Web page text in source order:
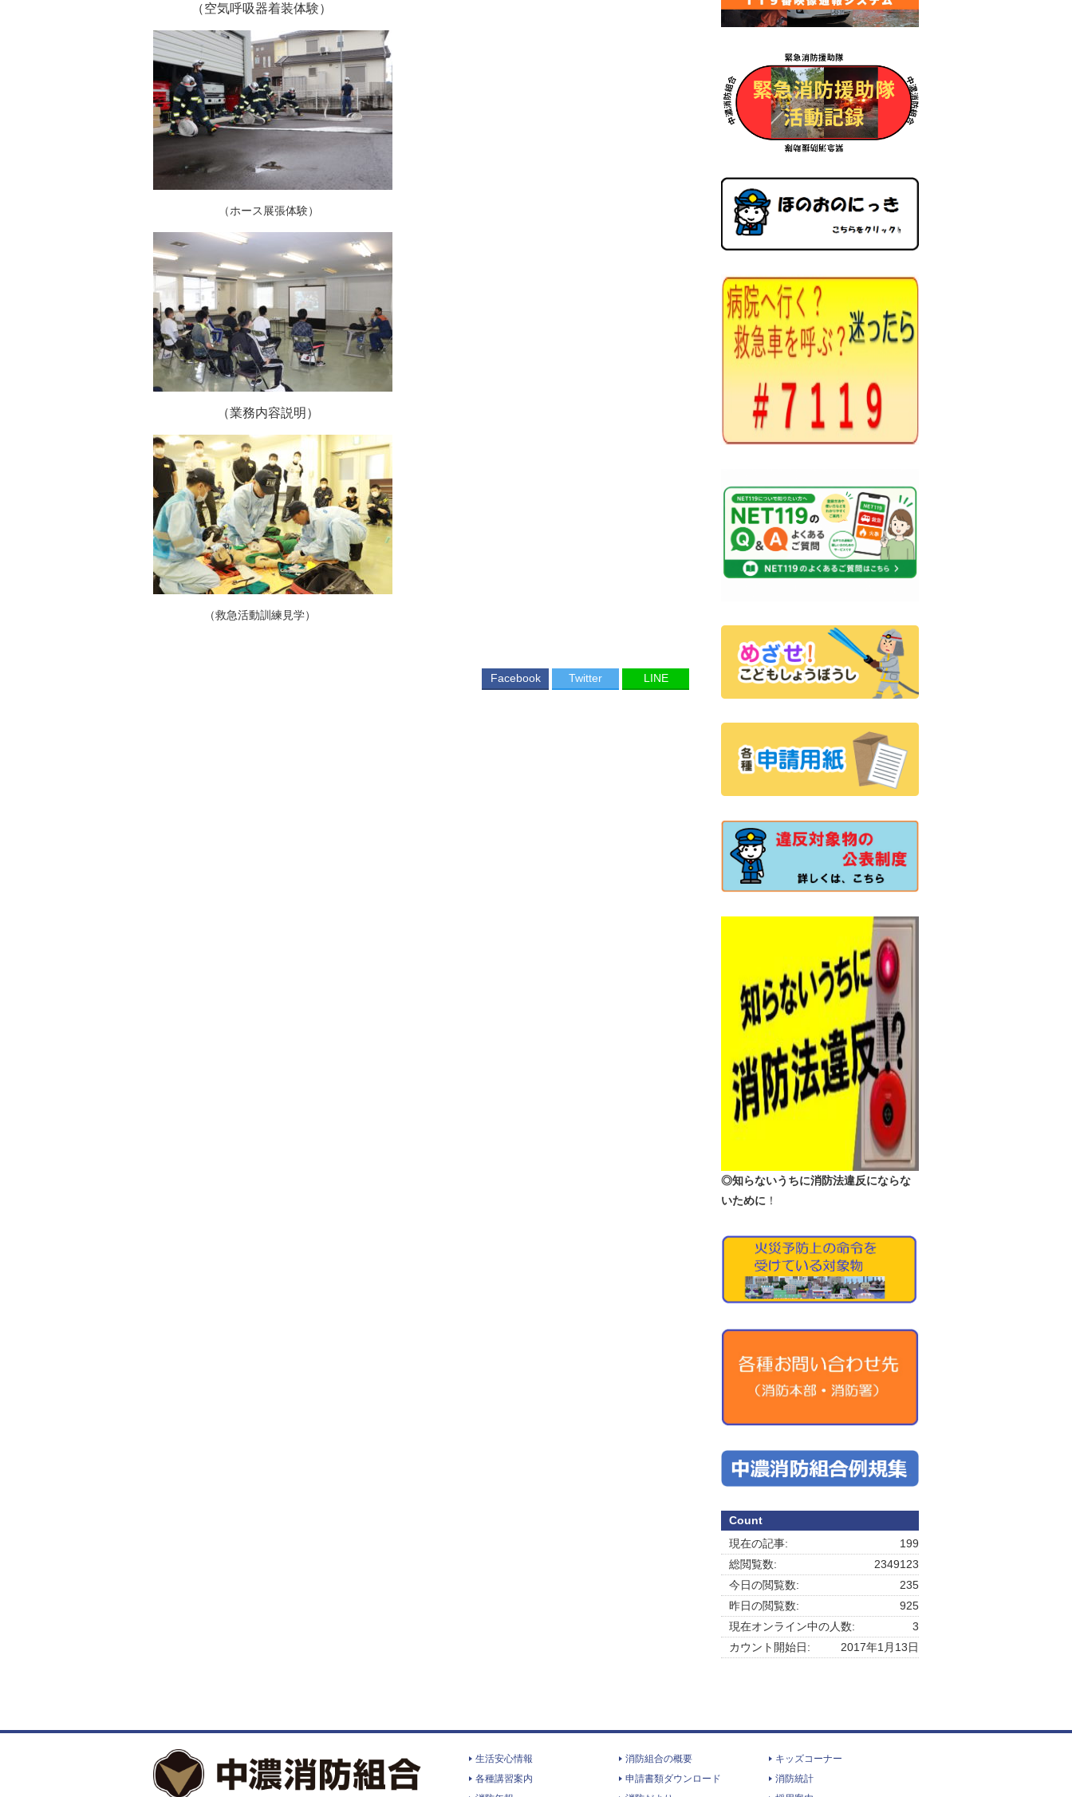
（空気呼吸器着装体験）
（ホース展張体験）
（業務内容説明）
（救急活動訓練見学）
Facebook Twitter LINE
◎知らないうちに消防法違反にならな
いために ！
Count
199
現在の記事:
2349123
総閲覧数:
235
今日の閲覧数:
925
昨日の閲覧数:
3
現在オンライン中の人数:
2017年1月13日
カウント開始日:
生活安心情報 消防組合の概要
キッズコーナー
各種講習案内
申請書類ダウンロード
消防統計